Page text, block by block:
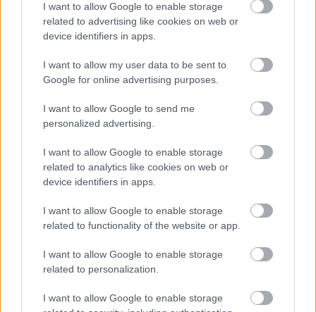
I want to allow Google to enable storage
related to advertising like cookies on web or
device identifiers in apps.
I want to allow my user data to be sent to
Google for online advertising purposes.
I want to allow Google to send me
personalized advertising.
I want to allow Google to enable storage
related to analytics like cookies on web or
device identifiers in apps.
I want to allow Google to enable storage
related to functionality of the website or app.
I want to allow Google to enable storage
related to personalization.
I want to allow Google to enable storage
dobách tohoto seriálu se tedy stalo to, co nám
dnes zní jako sen z kategorie science-fiction: celý
seriál, navíc jeho první ročník, vyhrál Čech
jezdící za český tým, který celkově skončil na
pátém místě, přestože v něm závodili jen čeští
Knápeka právě T.K., který za Patria Direct team
ve Ski Classics odjel v lednu 2012 Marcialongu.
Patria Direct team existoval jen první dvě
sezóny (2010/2011 a 2011/2012) a ještě ve
druhé sezóně byl ve Ski Classics jediným českým
týmem. Ve třetí sezóně (2012/2013) se objevil
stala dlouhodobá stálice seriáluVltava Fund Ski
. Ve čtvrté sezóně (2013/2014) se díky snu
Pazderského do Ski Classics přihlásil
Silvini Ski